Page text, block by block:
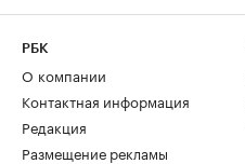
РБК
О компании
Контактная информация
Редакция
Размещение рекламы